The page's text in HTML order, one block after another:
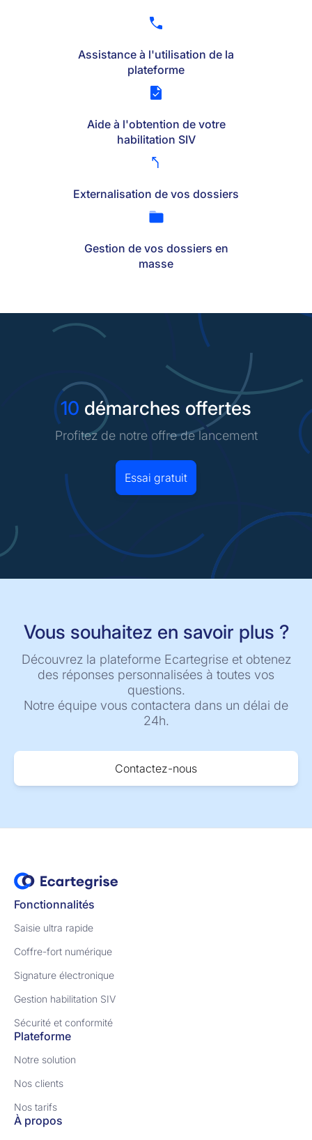
Assistance à l'utilisation de la
plateforme
Aide à l'obtention de votre
habilitation SIV
Externalisation de vos dossiers
Gestion de vos dossiers en
masse
10 démarches offertes
Profitez de notre offre de lancement
Essai gratuit
Vous souhaitez en savoir plus ?
Découvrez la plateforme Ecartegrise et obtenez
des réponses personnalisées à toutes vos
questions.
Notre équipe vous contactera dans un délai de
24h.
Contactez-nous
Fonctionnalités
Saisie ultra rapide
Coffre-fort numérique
Signature électronique
Gestion habilitation SIV
Sécurité et conformité
Plateforme
Notre solution
Nos clients
Nos tarifs
À propos